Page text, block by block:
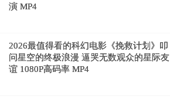
演 MP4
2026最值得看的科幻电影《挽救计划》叩
问星空的终极浪漫 逼哭无数观众的星际友
谊 1080P高码率 MP4